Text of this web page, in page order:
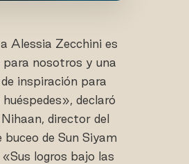
Alessia Zecchini es
para nosotros y una
inspiración para
declaró
director del
buceo de Sun Siyam
«Sus logros bajo las